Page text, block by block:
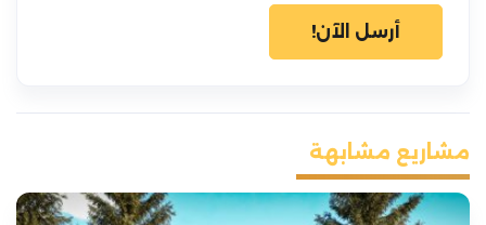
أرسل الآن!
مشاريع مشابهة